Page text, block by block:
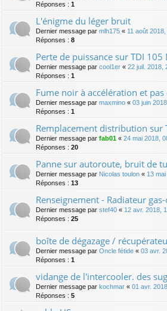
Réponses : 1
L'énigme du léger bruit
Dernier message par mlh175 « 11 août
Réponses : 8
Perte de puissance sur TDI 105
Dernier message par cool1er « 22 juil. 2018,
Réponses : 1
Fume noir à accélération et pas
Dernier message par maxmino « 03 juin
Réponses : 1
Remplacement distribution sur
Dernier message par fab01 « 24 mai 2018,
Réponses : 20
Panne sur autoroute, bruit de
Dernier message par Nicolas toulon « 13
Réponses : 13
Renseignement - Radiateur
Dernier message par stef40 « 12 avr. 2018,
Réponses : 25
boîte de dégazage /
Dernier message par Oncle fétide « 03 avr.
Réponses : 1
vidange de l'intercooler. des
Dernier message par kochmar « 01 avr.
Réponses : 5